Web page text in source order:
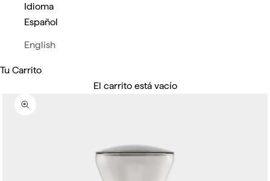
Idioma
Español
English
Tu Carrito
El carrito está vacío
Zoom